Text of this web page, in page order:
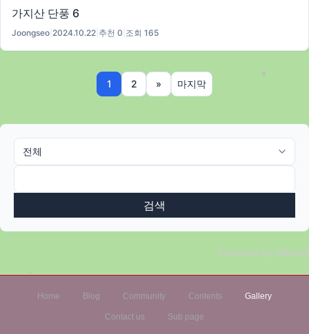
가지산 단풍 6
Joongseo 2024.10.22 추천 0 조회 165
1 2 » 마지막
검색
Powered by KBoard
Home Blog Community Contents Gallery
Contact us Sub page